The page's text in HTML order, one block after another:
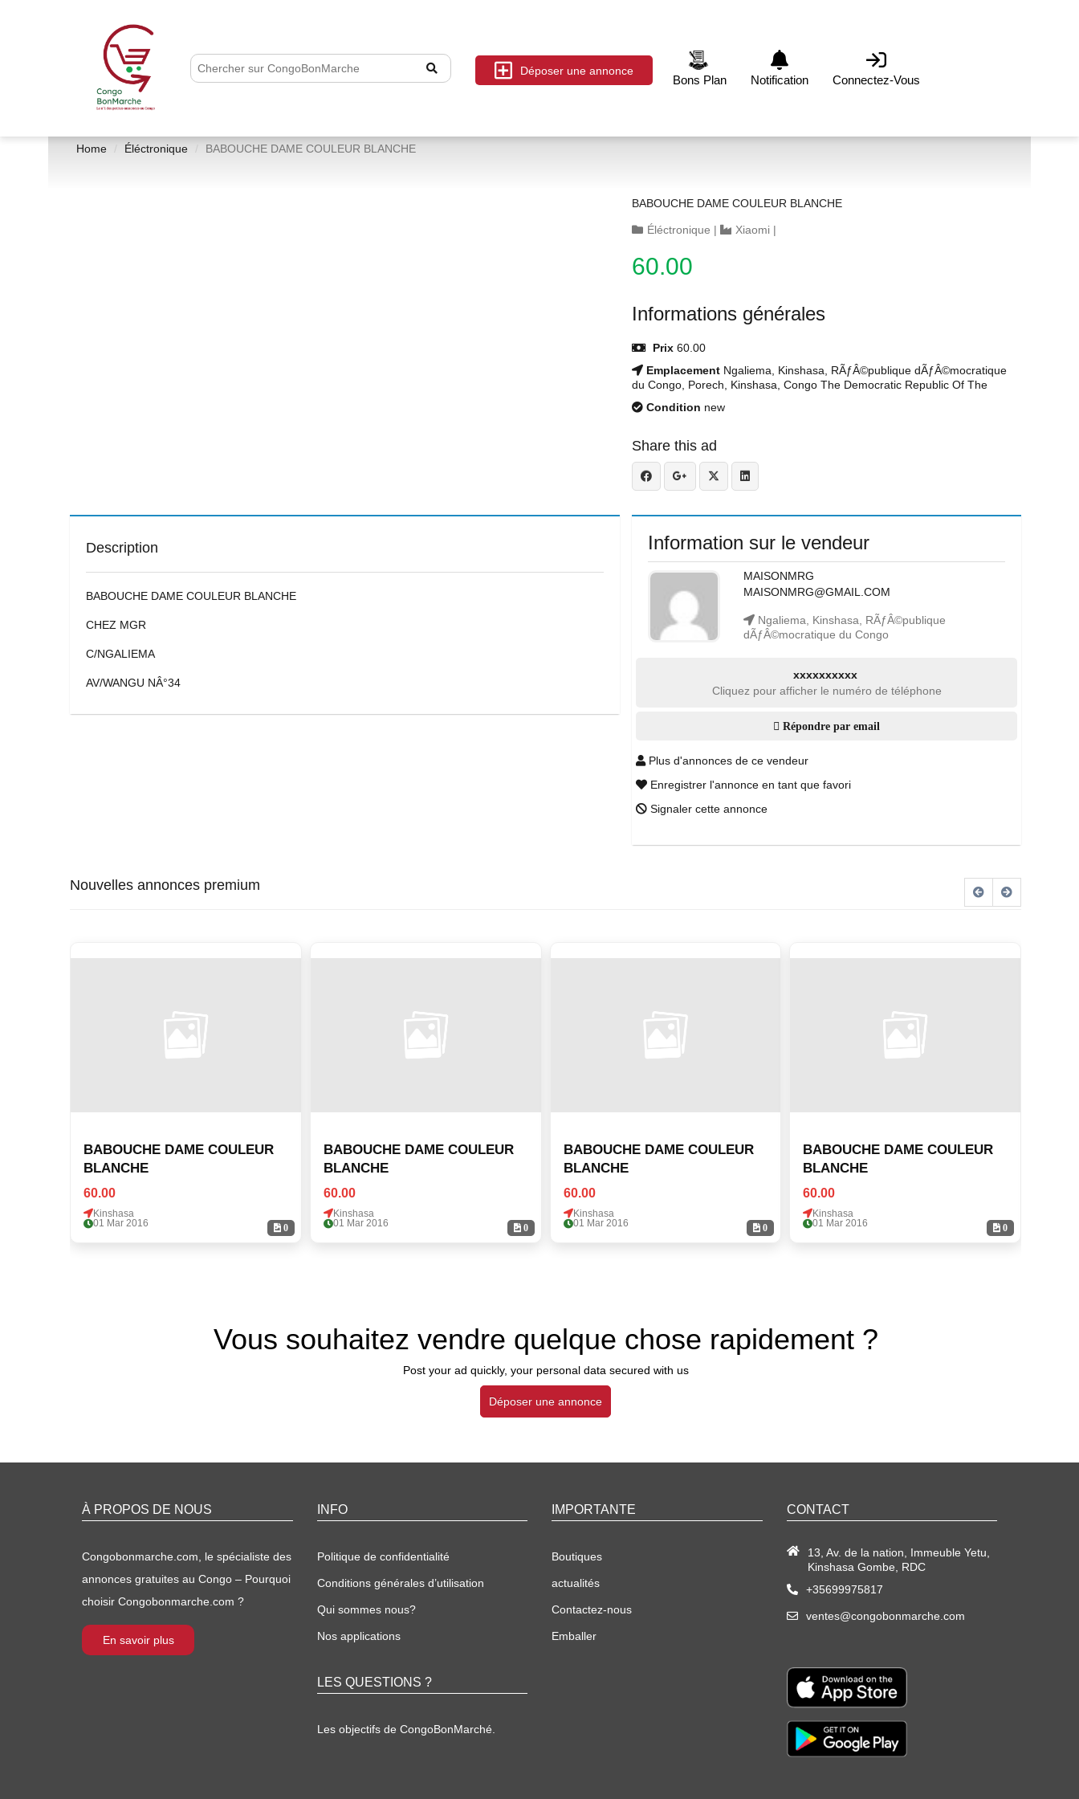
Déposer une annonce
Bons Plan Notification Connectez-Vous
Home Éléctronique BABOUCHE DAME COULEUR BLANCHE
BABOUCHE DAME COULEUR BLANCHE
Éléctronique | Xiaomi |
60.00
Informations générales
Prix 60.00
Emplacement Ngaliema, Kinshasa, RÃƒÂ©publique dÃƒÂ©mocratique
du Congo, Porech, Kinshasa, Congo The Democratic Republic Of The
Condition new
Share this ad
Description
BABOUCHE DAME COULEUR BLANCHE
CHEZ MGR
C/NGALIEMA
AV/WANGU NÂ°34
Information sur le vendeur
MAISONMRG
MAISONMRG@GMAIL.COM
Ngaliema, Kinshasa, RÃƒÂ©publique
dÃƒÂ©mocratique du Congo
xxxxxxxxxx
Cliquez pour afficher le numéro de téléphone
Répondre par email
Plus d'annonces de ce vendeur
Enregistrer l'annonce en tant que favori
Signaler cette annonce
Nouvelles annonces premium
0
BABOUCHE DAME COULEUR
BLANCHE
60.00
Kinshasa
01 Mar 2016
0
BABOUCHE DAME COULEUR
BLANCHE
60.00
Kinshasa
01 Mar 2016
0
BABOUCHE DAME COULEUR
BLANCHE
60.00
Kinshasa
01 Mar 2016
0
BABOUCHE DAME COULEUR
BLANCHE
60.00
Kinshasa
01 Mar 2016
Vous souhaitez vendre quelque chose rapidement ?
Post your ad quickly, your personal data secured with us
Déposer une annonce
À PROPOS DE NOUS
Congobonmarche.com, le spécialiste des
annonces gratuites au Congo – Pourquoi
choisir Congobonmarche.com ?
En savoir plus
INFO
Politique de confidentialité
Conditions générales d’utilisation
Qui sommes nous?
Nos applications
LES QUESTIONS ?
Les objectifs de CongoBonMarché.
IMPORTANTE
Boutiques
actualités
Contactez-nous
Emballer
CONTACT
13, Av. de la nation, Immeuble Yetu,
Kinshasa Gombe, RDC
+35699975817
ventes@congobonmarche.com